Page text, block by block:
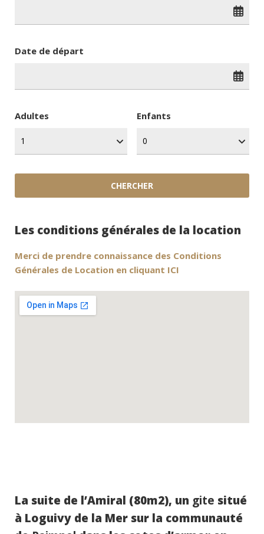
Date de départ
Adultes Enfants
Les conditions générales de la location
Merci de prendre connaissance des Conditions
Générales de Location en cliquant ICI
La suite de l’Amiral (80m2), un gite situé
à Loguivy de la Mer sur la communauté